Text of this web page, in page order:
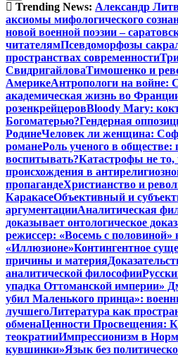
Trending News: Александр
аксиомы мифологического
новой военной поэзии –
читателямПсевдоморфозы
пространствах современности
СвидригайловаТимошенко и
АмерикеАнтропологи на войне:
академическая жизнь во
розенкрейцеровBloody Mary:
Богоматерью?Гендерная
РодинеЧеловек ли женщина:
романеРоль ученого в обществе:
воспитывать?Катастрофы не то,
происхождения в
пропагандеХристианство и
КаракасеОбъективный и
аргументацииАналитическая
доказывает онтологическое
режиссер: «Восемь с половиной»
«Иллюзионе»Контингентное
причины и материя
аналитической философии
упадка Оттоманской империи»
убил Маленького принца»:
лучшегоЛитература как
обменаЦенности Просвещения:
теократииИмпрессионизм в
кувшинки»Язык без